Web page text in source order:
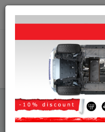
Kryt pod motor Mitsubishi
Značky vozidel